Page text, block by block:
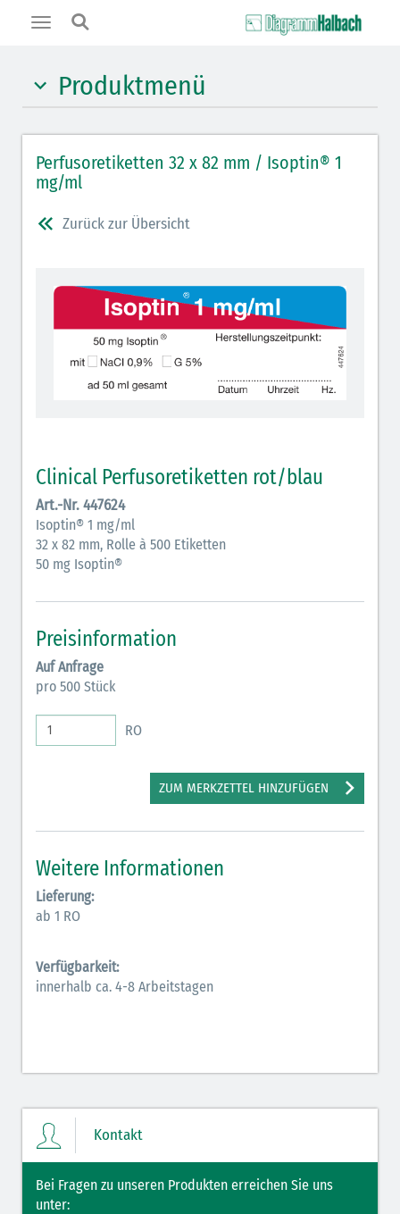
Toggle
Produktmenü
Benzodiazepine (orange)
Muskelrelaxantien (weiß-rot): DIVI 2012
Muskelrelaxans Antagonisten (rot schraffiert): DIVI
Opiate/Opioide (hellblau)
Lokalanästhetika (grau)
Vasopressoren (hellviolett)
Antihypertonika/Vasodilatantien (hellviolett
Verschiedene Medikamente (weiß)
Antikoagulantien (hellgrau/weiß mit schwarzem
Rahmen)
Bronchodilatatoren (blau-braun)
Antikonvulsiva (grau-lila)
Inodilatatoren (rot-grün)
Antiarrhythmika (rot-blau)
Elektrolyte Kalium (grün-blau)
Elektrolyte NaCl (grün)
Hormone Insulin (braun-gelb)
Perfusoretiketten 32 x 82 mm / Isoptin® 1
mg/ml
Zurück zur Übersicht
Clinical Perfusoretiketten rot/blau
Art.-Nr. 447624
Isoptin® 1 mg/ml
32 x 82 mm, Rolle à 500 Etiketten
50 mg Isoptin®
Preisinformation
Auf Anfrage
pro 500 Stück
RO
ZUM MERKZETTEL HINZUFÜGEN
Weitere Informationen
Lieferung:
ab 1 RO
Verfügbarkeit:
innerhalb ca. 4-8 Arbeitstagen
Kontakt
Bei Fragen zu unseren Produkten erreichen Sie uns
unter: